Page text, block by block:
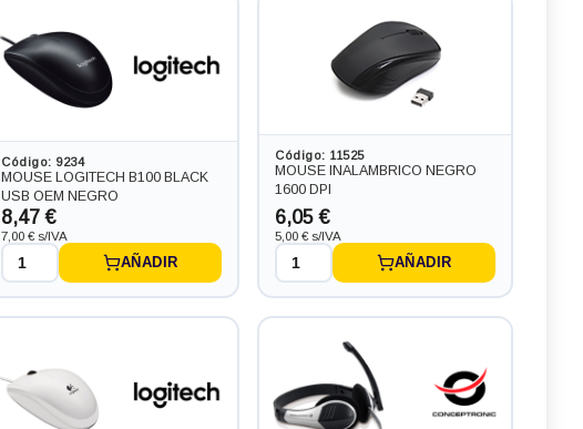
Código: 9234
MOUSE LOGITECH B100 BLACK
USB OEM NEGRO
8,47 €
7,00 € s/IVA
AÑADIR
Código: 11525
MOUSE INALAMBRICO NEGRO
1600 DPI
6,05 €
5,00 € s/IVA
AÑADIR